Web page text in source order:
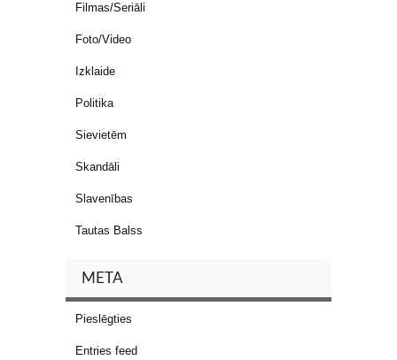
Filmas/Seriāli
Foto/Video
Izklaide
Politika
Sievietēm
Skandāli
Slavenības
Tautas Balss
META
Pieslēgties
Entries feed